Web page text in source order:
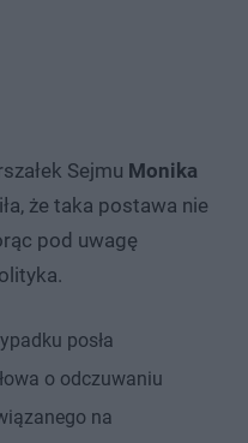
Sejmu Monika
że taka postawa nie
pod uwagę
posła
o odczuwaniu
na